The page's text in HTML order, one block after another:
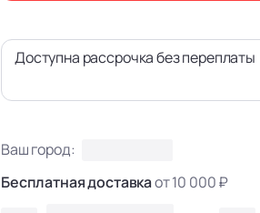
Доступна рассрочка без переплаты
Ваш город:
Бесплатная доставкаот 10 000 ₽